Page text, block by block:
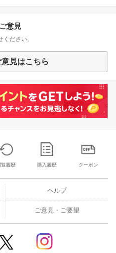
意見
ださい。
見はこちら
覧履歴 購入履歴 クーポン
ヘルプ
ご意見・ご要望